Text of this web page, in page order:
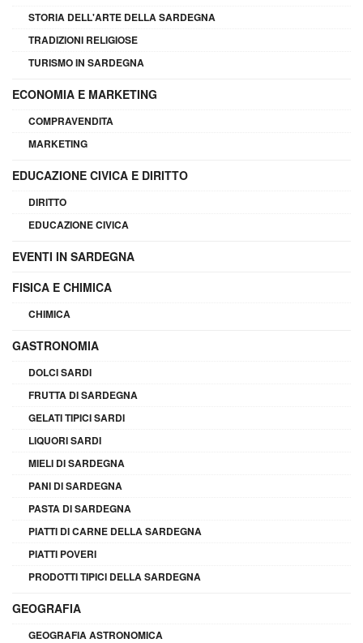
STORIA DELL'ARTE DELLA SARDEGNA
TRADIZIONI RELIGIOSE
TURISMO IN SARDEGNA
ECONOMIA E MARKETING
COMPRAVENDITA
MARKETING
EDUCAZIONE CIVICA E DIRITTO
DIRITTO
EDUCAZIONE CIVICA
EVENTI IN SARDEGNA
FISICA E CHIMICA
CHIMICA
GASTRONOMIA
DOLCI SARDI
FRUTTA DI SARDEGNA
GELATI TIPICI SARDI
LIQUORI SARDI
MIELI DI SARDEGNA
PANI DI SARDEGNA
PASTA DI SARDEGNA
PIATTI DI CARNE DELLA SARDEGNA
PIATTI POVERI
PRODOTTI TIPICI DELLA SARDEGNA
GEOGRAFIA
GEOGRAFIA ASTRONOMICA